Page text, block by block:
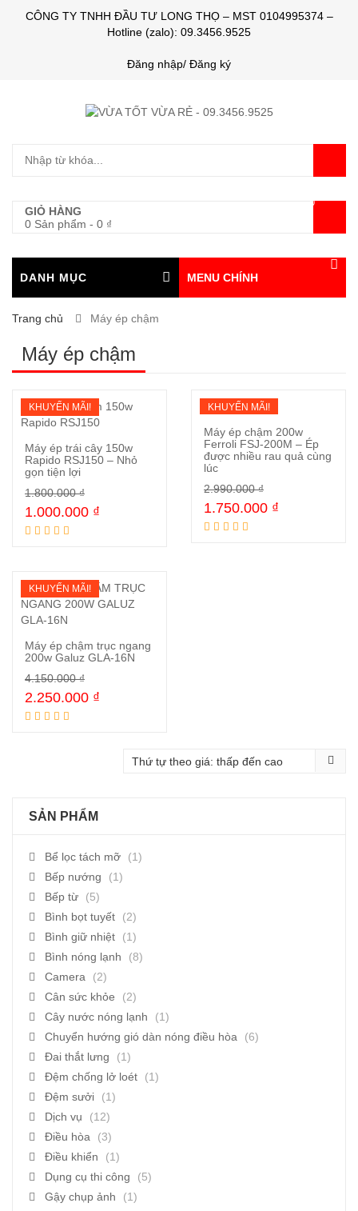
CÔNG TY TNHH ĐẦU TƯ LONG THỌ – MST 0104995374 –
Hotline (zalo): 09.3456.9525
Đăng nhập/ Đăng ký
GIỎ HÀNG
0 Sản phẩm - 0 ₫
0
DANH MỤC MENU CHÍNH
Trang chủ Máy ép chậm
Máy ép chậm
KHUYẾN MÃI!
Mua ngay
Máy ép trái cây 150w
Rapido RSJ150 – Nhỏ
gọn tiện lợi
1.800.000₫
1.000.000 ₫
KHUYẾN MÃI!
Máy ép chậm 200w
Ferroli FSJ-200M – Ép
được nhiều rau quả cùng
lúc
2.990.000₫
1.750.000 ₫
KHUYẾN MÃI!
Mua ngay
Máy ép chậm trục ngang
200w Galuz GLA-16N
4.150.000₫
2.250.000 ₫
SẢN PHẨM
Bể lọc tách mỡ
(1)
Bếp nướng
(1)
Bếp từ
(5)
Bình bọt tuyết
(2)
Bình giữ nhiệt
(1)
Bình nóng lạnh
(8)
Camera
(2)
Cân sức khỏe
(2)
Cây nước nóng lạnh
(1)
Chuyển hướng gió dàn nóng điều hòa
(6)
Đai thắt lưng
(1)
Đệm chống lở loét
(1)
Đệm sưởi
(1)
Dịch vụ
(12)
Điều hòa
(3)
Điều khiển
(1)
Dụng cụ thi công
(5)
Gậy chụp ảnh
(1)